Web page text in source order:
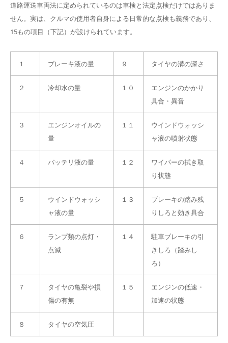
道路運送車両法に定められているのは車検と法定点検だけではありま
せん。実は、クルマの使用者自身による日常的な点検も義務であり、
15もの項目（下記）が設けられています。
１ ブレーキ液の量 ９ タイヤの溝の深さ
２ 冷却水の量 １０
エンジンのかかり
具合・異音
３
エンジンオイルの
量
１１
ウインドウォッシ
ャ液の噴射状態
４ バッテリ液の量 １２
ワイパーの拭き取
り状態
５
ウインドウォッシ
ャ液の量
１３
ブレーキの踏み残
りしろと効き具合
６
ランプ類の点灯・
点滅
１４
駐車ブレーキの引
きしろ（踏みし
ろ）
７
タイヤの亀裂や損
傷の有無
１５
エンジンの低速・
加速の状態
８ タイヤの空気圧